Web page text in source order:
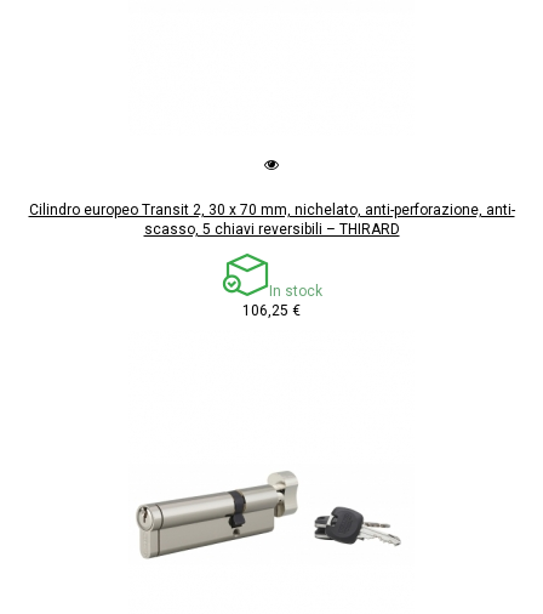
Cilindro europeo Transit 2, 30 x 70 mm, nichelato, anti-perforazione, anti-
scasso, 5 chiavi reversibili – THIRARD
In stock
106,25 €